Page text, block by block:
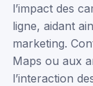
l’impact des
ligne, aidant
marketing.
Maps ou aux
l’interaction